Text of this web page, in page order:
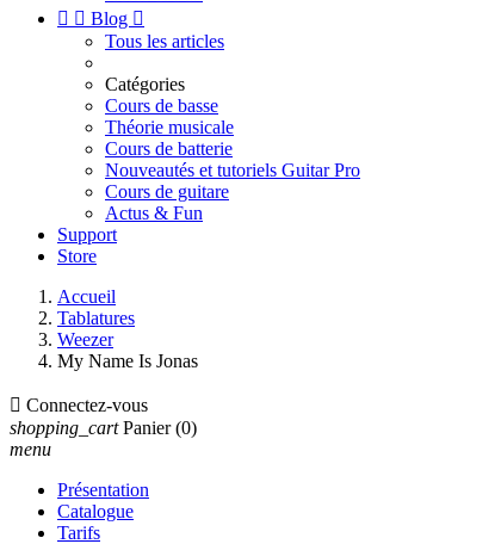
  Blog 
Tous les articles
Catégories
Cours de basse
Théorie musicale
Cours de batterie
Nouveautés et tutoriels Guitar Pro
Cours de guitare
Actus & Fun
Support
Store
Accueil
Tablatures
Weezer
My Name Is Jonas
 Connectez-vous
shopping_cart Panier (0)
menu
Présentation
Catalogue
Tarifs